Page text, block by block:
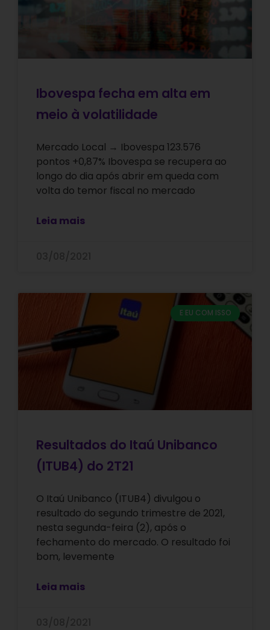
Ibovespa fecha em alta em
meio à volatilidade
Mercado Local → Ibovespa 123.576
pontos +0,87% Ibovespa se recupera ao
longo do dia após abrir em queda com
volta do temor fiscal no mercado
Leia mais
E EU COM ISSO
Resultados do Itaú Unibanco
(ITUB4) do 2T21
O Itaú Unibanco (ITUB4) divulgou o
resultado do segundo trimestre de 2021,
nesta segunda-feira (2), após o
fechamento do mercado. O resultado foi
bom, levemente
Leia mais